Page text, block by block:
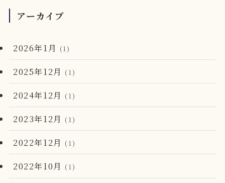
アーカイブ
2026年1月 (1)
2025年12月 (1)
2024年12月 (1)
2023年12月 (1)
2022年12月 (1)
2022年10月 (1)